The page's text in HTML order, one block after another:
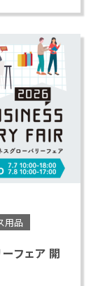
用品
フェア 開